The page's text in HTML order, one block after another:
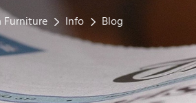
Furniture Info Blog